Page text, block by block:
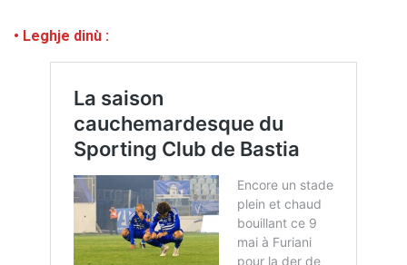
• Leghje dinù :